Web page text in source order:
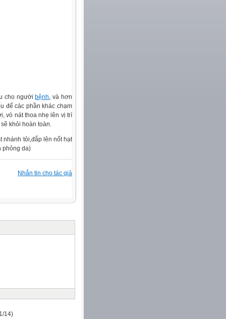
cho người bệnh, và hơn
để các phần khác chạm
vò nát thoa nhẹ lên vị trí
khỏi hoàn toàn.
nhánh tỏi,đắp lên nốt hạt
phỏng da)
Nhắn tin cho tác giả
14)